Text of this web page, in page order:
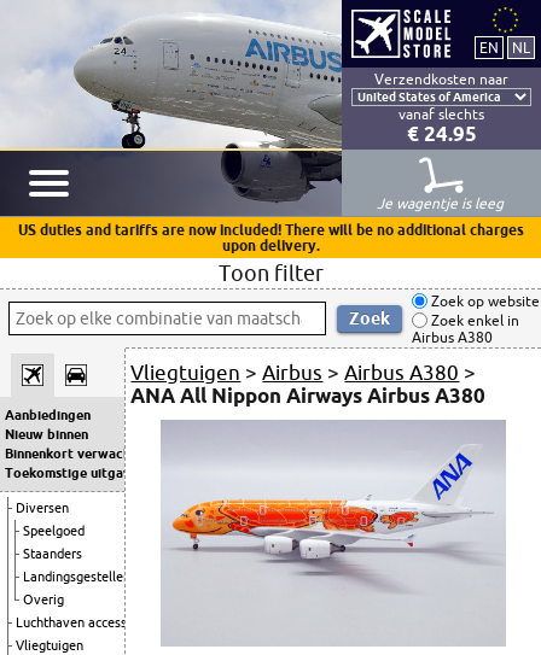
Verzendkosten naar
vanaf slechts
€ 24.95
Je wagentje is leeg
US duties and tariffs are now included! There will be no additional charges
upon delivery.
Toon filter
Zoek op website
Zoek enkel in
Airbus A380
Aanbiedingen
Nieuw binnen
Binnenkort verwacht
Toekomstige uitgaven
Diversen
Speelgoed
Staanders
Landingsgestellen
Overig
Luchthaven accessoires
Vliegtuigen
Vliegtuigen >Airbus >Airbus A380 >
ANA All Nippon Airways Airbus A380